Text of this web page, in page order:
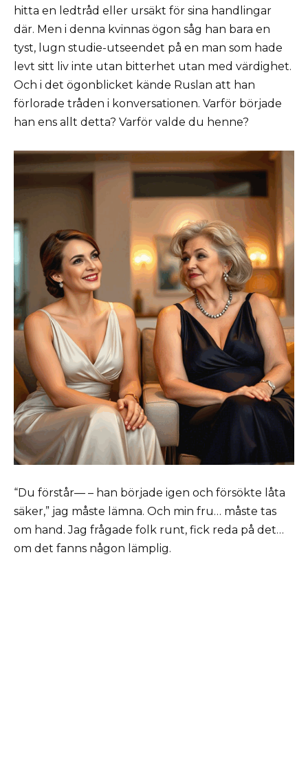
hitta en ledtråd eller ursäkt för sina handlingar
där. Men i denna kvinnas ögon såg han bara en
tyst, lugn studie-utseendet på en man som hade
levt sitt liv inte utan bitterhet utan med värdighet.
Och i det ögonblicket kände Ruslan att han
förlorade tråden i konversationen. Varför började
han ens allt detta? Varför valde du henne?
“Du förstår— – han började igen och försökte låta
säker,” jag måste lämna. Och min fru… måste tas
om hand. Jag frågade folk runt, fick reda på det…
om det fanns någon lämplig.